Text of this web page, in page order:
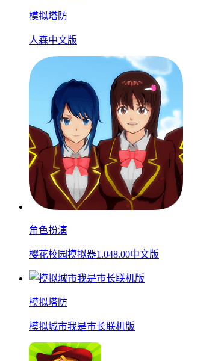
模拟塔防
人森中文版
角色扮演
樱花校园模拟器1.048.00中文版
模拟塔防
模拟城市我是巿长联机版